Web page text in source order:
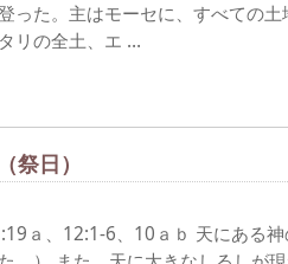
った。主はモーセに、すべての
リの全土、エ …
日）
、12:1-6、10ａｂ 天にある神